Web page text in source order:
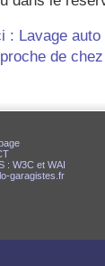
: Lavage
de
: W3C et WAI
garagistes.fr